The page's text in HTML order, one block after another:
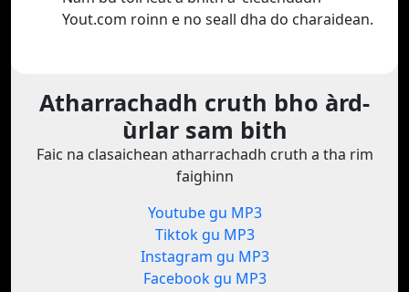
Yout.com roinn e no seall dha do charaidean.
Atharrachadh cruth bho àrd-
ùrlar sam bith
Faic na clasaichean atharrachadh cruth a tha rim
faighinn
Youtube gu MP3
Tiktok gu MP3
Instagram gu MP3
Facebook gu MP3